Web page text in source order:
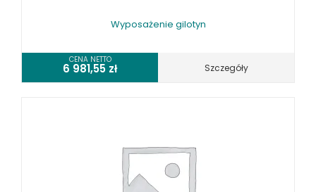
WYPOSAŻENIE WALCAREK
WYPOSAŻENIE WIERTAREK DO METALU
WYPOSAŻENIE WYKRAWAREK
URZĄDZENIA WARSZTATOWE I TRANSPORTOWE
SPRZĘT CZYSZCZĄCY
Wyposażenie gilotyn
CENA NETTO
6 981,55 zł Szczegóły